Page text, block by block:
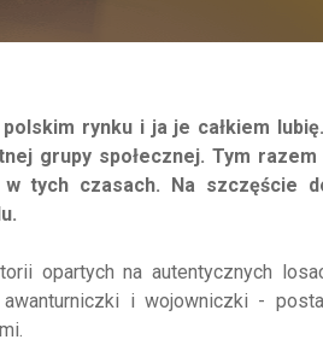
rynku i ja je całkiem
grupy społecznej. Tym razem
tych czasach. Na szczęście
opartych na autentycznych
i wojowniczki -